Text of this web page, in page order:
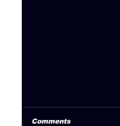
Comments